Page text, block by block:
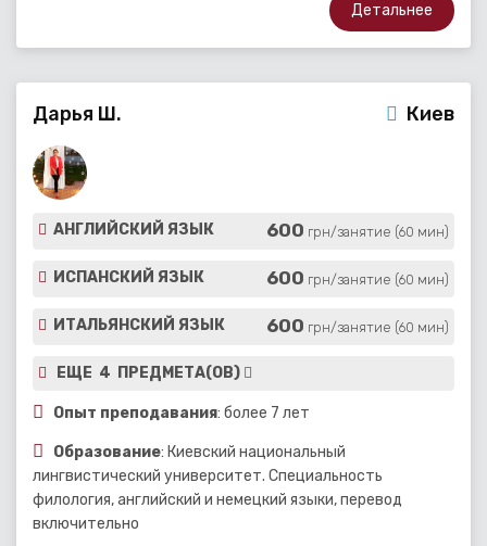
Детальнее
Дарья Ш. Киев
АНГЛИЙСКИЙ ЯЗЫК 600 грн/занятие (60 мин)
ИСПАНСКИЙ ЯЗЫК 600 грн/занятие (60 мин)
ИТАЛЬЯНСКИЙ ЯЗЫК 600 грн/занятие (60 мин)
ЕЩЕ 4 ПРЕДМЕТА(ОВ)
Опыт преподавания: более 7 лет
Образование: Киевский национальный
лингвистический университет. Специальность
филология, английский и немецкий языки, перевод
включительно